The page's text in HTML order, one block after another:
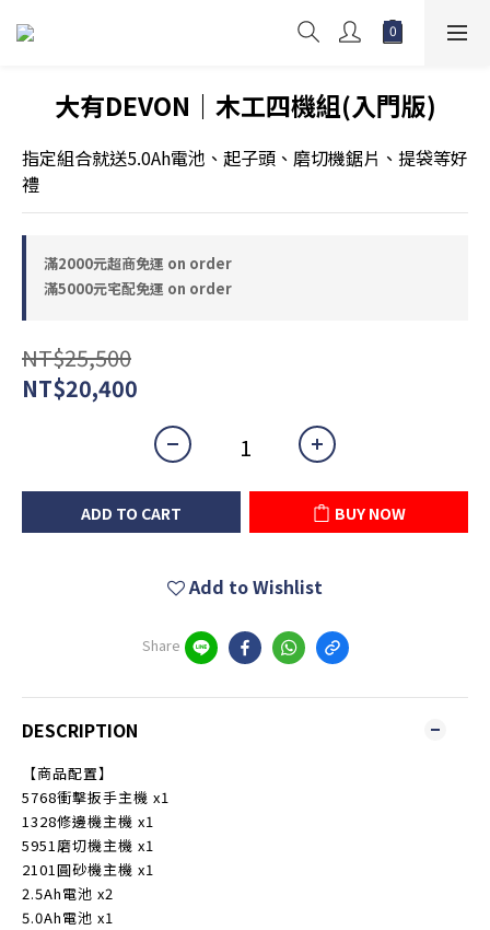
大有DEVON｜木工四機組(入門版)
指定組合就送5.0Ah電池、起子頭、磨切機鋸片、提袋等好
禮
滿2000元超商免運 on order
滿5000元宅配免運 on order
NT$25,500
NT$20,400
ADD TO CART BUY NOW
Add to Wishlist
Share
DESCRIPTION
【商品配置】
5768衝擊扳手主機 x1
1328修邊機主機 x1
5951磨切機主機 x1
2101圓砂機主機 x1
2.5Ah電池 x2
5.0Ah電池 x1